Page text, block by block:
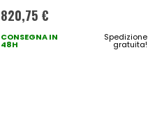
820,75 €
CONSEGNA IN
48H
Spedizione
gratuita!